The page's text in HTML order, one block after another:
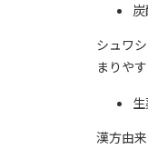
シュワ
まりや
漢方由